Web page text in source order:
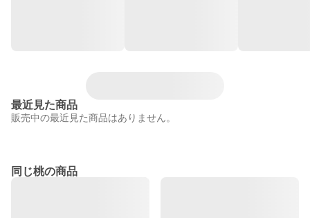
最近見た商品
販売中の最近見た商品はありません。
同じ桃の商品